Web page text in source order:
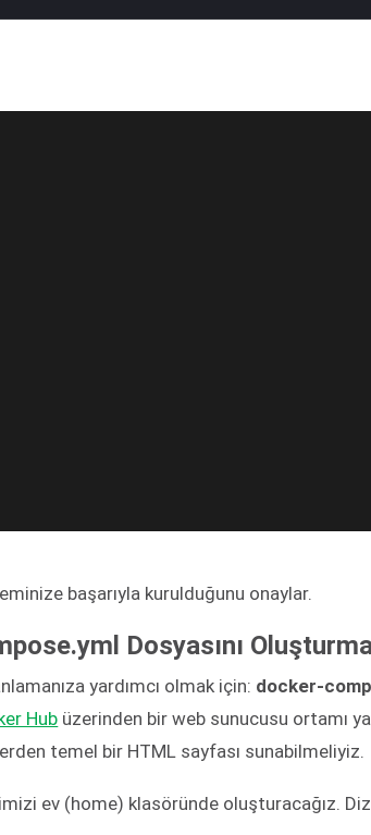
başarıyla kurulduğunu onaylar.
Dosyasını
yardımcı olmak için: docker-
Hub üzerinden bir web sunucusu ortamı
temel bir HTML sayfası sunabilmeliyiz.
ev (home) klasöründe oluşturacağız.